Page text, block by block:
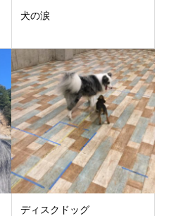
犬の涙
ディスクドッグ